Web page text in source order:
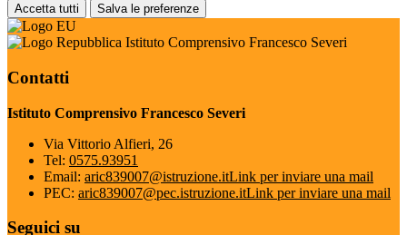
Accetta tutti Salva le preferenze
Istituto Comprensivo Francesco Severi
Contatti
Istituto Comprensivo Francesco Severi
Via Vittorio Alfieri, 26
Tel: 0575.93951
Email: aric839007@istruzione.itLink per inviare una mail
PEC: aric839007@pec.istruzione.itLink per inviare una mail
Seguici su